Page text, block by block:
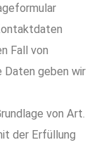
Fall von
Daten geben wir
von Art.
der Erfüllung